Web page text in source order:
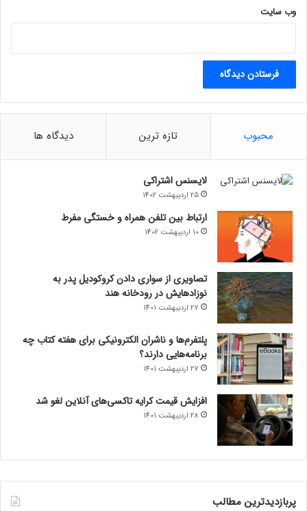
وب‌ سایت
محبوب تازه ترین دیدگاه ها
لایسنس اشتراکی
25 اردیبهشت 1402
ارتباط بین تلفن همراه و خستگی مفرط
10 اردیبهشت 1402
تصاویری از سواری دادن کروکودیل پدر به
نوزادهایش در رودخانه هند
27 اردیبهشت 1401
پلتفرم‌ها و ناشران الکترونیکی برای هفته کتاب چه
برنامه‌هایی دارند؟
27 اردیبهشت 1401
افزایش قیمت کرایه تاکسی‌های آنلاین لغو شد
28 اردیبهشت 1401
پربازدیدترین مطالب